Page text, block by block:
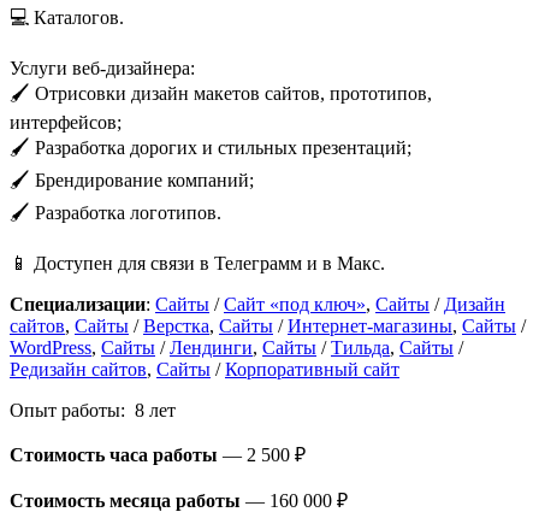
💻 Каталогов.
Услуги веб-дизайнера:
🖌️ Отрисовки дизайн макетов сайтов, прототипов,
интерфейсов;
🖌️ Разработка дорогих и стильных презентаций;
🖌️ Брендирование компаний;
🖌️ Разработка логотипов.
📱 Доступен для связи в Телеграмм и в Макс.
Специализации: Сайты /Сайт «под ключ», Сайты / Дизайн
сайтов, Сайты /Верстка, Сайты /Интернет-магазины, Сайты /
WordPress, Сайты /Лендинги, Сайты /Тильда, Сайты /
Редизайн сайтов, Сайты /Корпоративный сайт
Опыт работы: 8 лет
Стоимость часа работы — 2 500 ₽
Стоимость месяца работы — 160 000 ₽